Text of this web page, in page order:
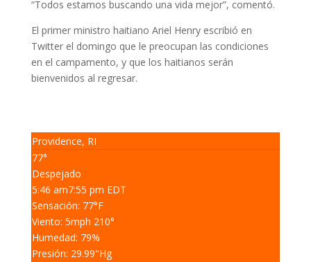
“Todos estamos buscando una vida mejor”, comentó.
El primer ministro haitiano Ariel Henry escribió en
Twitter el domingo que le preocupan las condiciones
en el campamento, y que los haitianos serán
bienvenidos al regresar.
Providence, RI
77°
Despejado
5:46 am7:55 pm EDT
Sensación: 77°F
Viento: 5mph 210°
Humedad: 79%
Presión: 29.99"Hg